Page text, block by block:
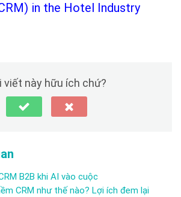
in the Hotel Industry
viết này hữu ích chứ?
B2B khi AI vào cuộc
CRM như thế nào? Lợi ích đem lại